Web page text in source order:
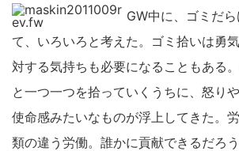
GW中に、ゴミだ
て、いろいろと考えた。ゴミ拾いは勇
対する気持ちも必要になることもある
と一つ一つを拾っていくうちに、怒り
使命感みたいなものが浮上してきた。
類の違う労働。誰かに貢献できるだろ